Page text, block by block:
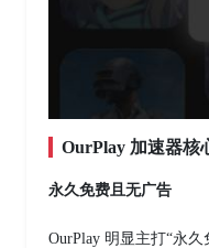
OurPlay 加速器核
永久免费且无广告
OurPlay 明显主打“永